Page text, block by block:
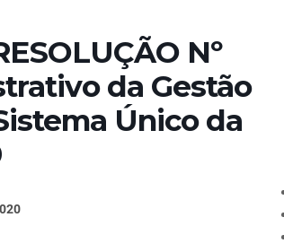
Nº
da Gestão
Único da